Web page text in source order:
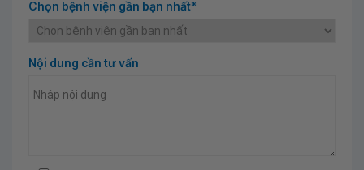
Chọn bệnh viện gần bạn nhất*
Nội dung cần tư vấn